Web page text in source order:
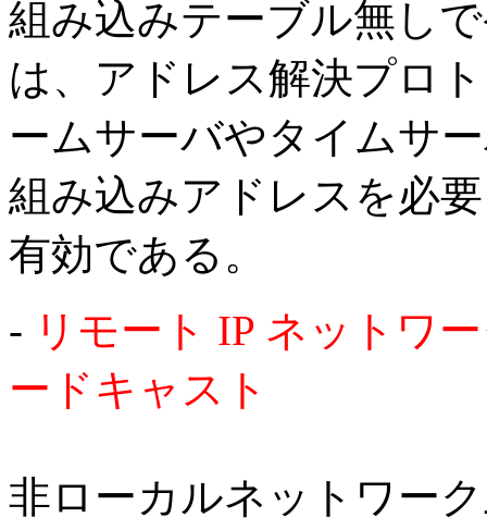
組み込みテーブル無し
は、アドレス解決プロ
ームサーバやタイムサ
組み込みアドレスを必
有効である。
- リモート IP ネットワ
ードキャスト
非ローカルネットワー